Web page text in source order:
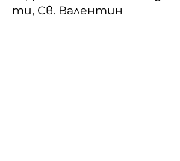
ти, Св. Валентин